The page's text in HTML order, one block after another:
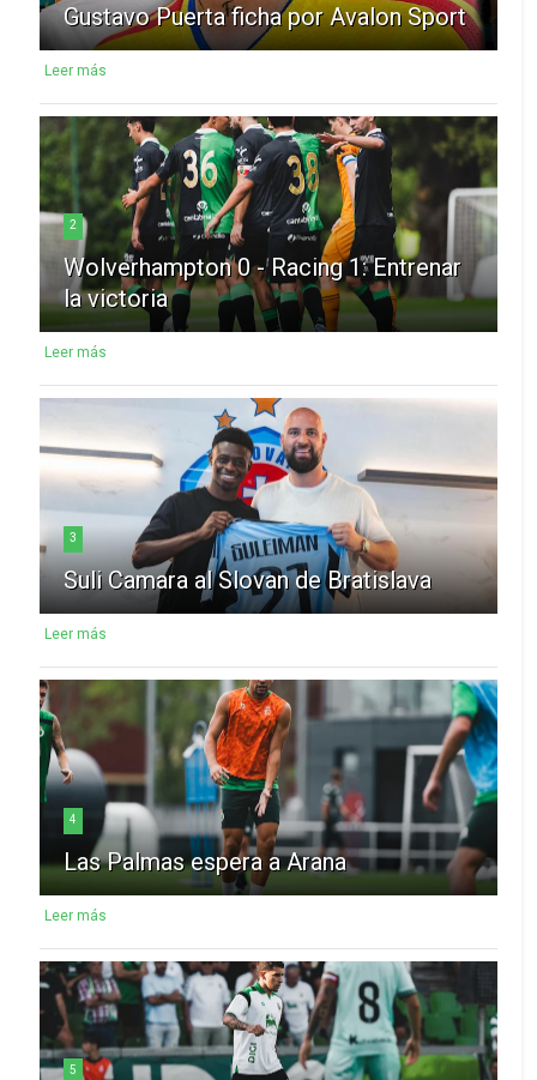
Gustavo Puerta ficha por Avalon Sport
Leer más
2
Wolverhampton 0 - Racing 1: Entrenar
la victoria
Leer más
3
Suli Camara al Slovan de Bratislava
Leer más
4
Las Palmas espera a Arana
Leer más
5